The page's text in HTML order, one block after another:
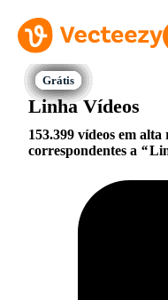
Linha Vídeos
153.399 vídeos em alta
correspondentes a